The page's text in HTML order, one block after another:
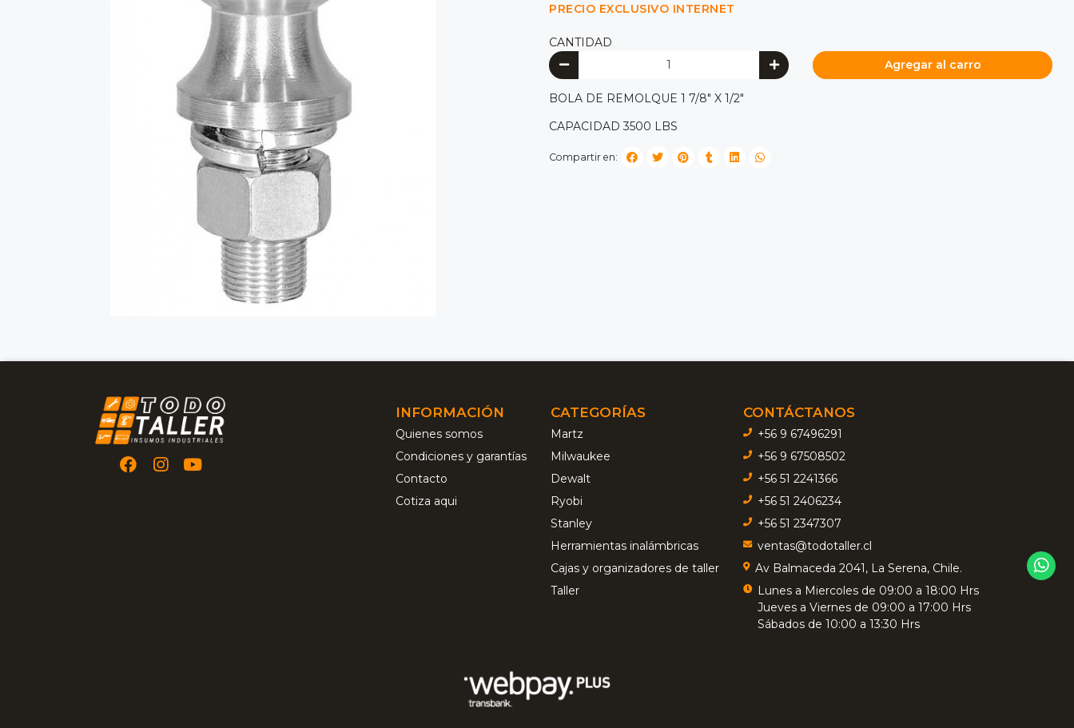
PRECIO EXCLUSIVO INTERNET
CANTIDAD
Agregar al carro
BOLA DE REMOLQUE 1 7/8" X 1/2"
CAPACIDAD 3500 LBS
Compartir en:
INFORMACIÓN
Quienes somos
Condiciones y garantías
Contacto
Cotiza aqui
CATEGORÍAS
Martz
Milwaukee
Dewalt
Ryobi
Stanley
Herramientas inalámbricas
Cajas y organizadores de taller
Taller
CONTÁCTANOS
+56 9 67496291
+56 9 67508502
+56 51 2241366
+56 51 2406234
+56 51 2347307
ventas@todotaller.cl
Av Balmaceda 2041, La Serena, Chile.
Lunes a Miercoles de 09:00 a 18:00 Hrs
Jueves a Viernes de 09:00 a 17:00 Hrs
Sábados de 10:00 a 13:30 Hrs